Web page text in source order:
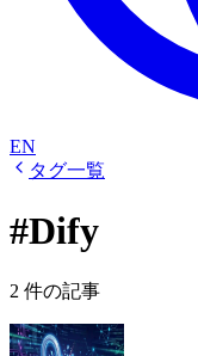
EN
タグ一覧
#Dify
2 件の記事